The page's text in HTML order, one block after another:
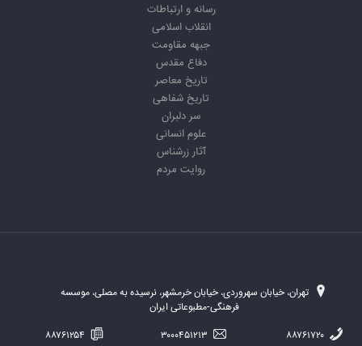
رسانه و ارتباطات
انقلاب اسلامی
جبهه مقاومت
دفاع مقدس
تاریخ معاصر
تاریخ شفاهی
سر دلبران
علوم انسانی
آثار زرشناس
روایت مردم
تهران، خیابان سهروردی، خیابان خرمشهر، نرسیده به مصلی، موسسه
فرهنگی-مطبوعاتی ایران